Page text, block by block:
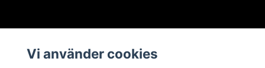
Kontakt
Vi använder cookies